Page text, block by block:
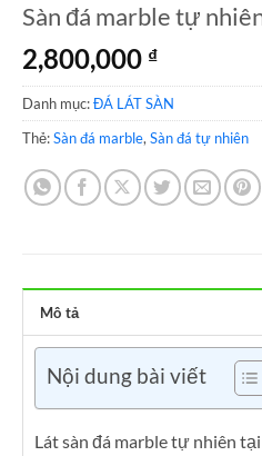
Sàn đá marble tự
2,800,000 ₫
Danh mục:ĐÁ LÁT SÀN
Thẻ:Sàn đá marble, Sàn đá tự nhiên
Mô tả
Nội dung bài viết
Lát sàn đá marble tự nhiên